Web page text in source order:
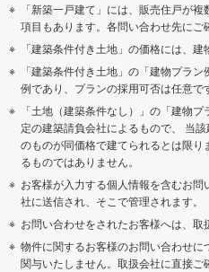
「新築一戸建て」には、販売住戸が
項目もあります。各問い合わせ先にご
「建築条件付き土地」の価格には、建
「建築条件付き土地」の「建物プラ
例であり、プランの採用可否は任意で
「土地（建築条件なし）」の「建物
定の建築請負会社によるもので、 当
のものが同価格で建てられるとは限
るものではありません。
お客様が入力する個人情報を含むお
社に送信され、そこで管理されます。
お問い合わせをされたお客様へは、取
物件に関するお客様のお問い合わせ
関与いたしません。取扱会社に直接ご